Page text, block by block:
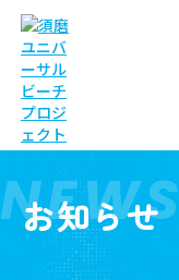
お知らせ
NEWS